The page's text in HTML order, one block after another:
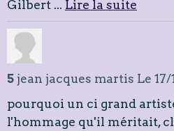
Gilbert ... Lire la suite
5 jean jacques martis Le
pourquoi un ci grand
l'hommage qu'il méritait,